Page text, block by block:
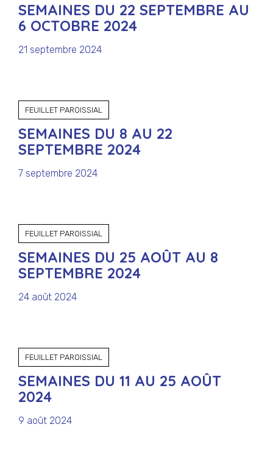
SEMAINES DU 22 SEPTEMBRE AU
6 OCTOBRE 2024
21 septembre 2024
FEUILLET PAROISSIAL
SEMAINES DU 8 AU 22
SEPTEMBRE 2024
7 septembre 2024
FEUILLET PAROISSIAL
SEMAINES DU 25 AOÛT AU 8
SEPTEMBRE 2024
24 août 2024
FEUILLET PAROISSIAL
SEMAINES DU 11 AU 25 AOÛT
2024
9 août 2024